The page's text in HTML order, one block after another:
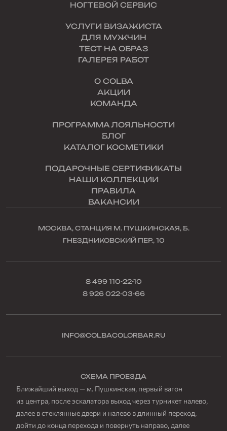
НОГТЕВОЙ СЕРВИС
УСЛУГИ ВИЗАЖИСТА
ДЛЯ МУЖЧИН
ТЕСТ НА ОБРАЗ
ГАЛЕРЕЯ РАБОТ
О COLBA
АКЦИИ
КОМАНДА
ПРОГРАММА ЛОЯЛЬНОСТИ
БЛОГ
КАТАЛОГ КОСМЕТИКИ
ПОДАРОЧНЫЕ СЕРТИФИКАТЫ
НАШИ КОЛЛЕКЦИИ
ПРАВИЛА
ВАКАНСИИ
МОСКВА, СТАНЦИЯ М. ПУШКИНСКАЯ, Б.
ГНЕЗДНИКОВСКИЙ ПЕР., 10
8 499 110-22-10
8 926 022-03-66
INFO@COLBACOLORBAR.RU
СХЕМА ПРОЕЗДА
Ближайший выход — м. Пушкинская, первый вагон
из центра, после эскалатора выход через турникет налево,
далее в стеклянные двери и налево в длинный переход,
дойти до конца перехода и повернуть направо, далее